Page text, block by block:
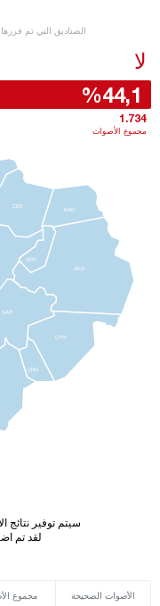
الصناديق التي تم فرزها:
لا
%44,1
1.734
مجموع الأصوات
AKD
ÇYR
ÇEK
SAR
ÇND
KAD
SRY
* سيتم توفير نتائج
* لقد تم
مجموع الأصوات الصحيحة